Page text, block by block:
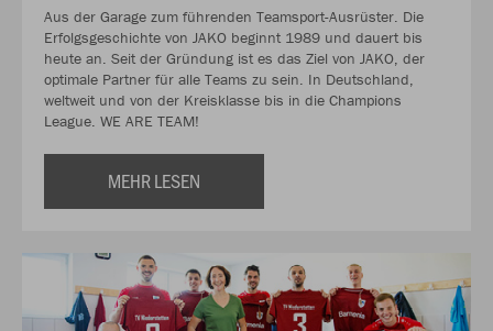
Aus der Garage zum führenden Teamsport-Ausrüster. Die
Erfolgsgeschichte von JAKO beginnt 1989 und dauert bis
heute an. Seit der Gründung ist es das Ziel von JAKO, der
optimale Partner für alle Teams zu sein. In Deutschland,
weltweit und von der Kreisklasse bis in die Champions
League. WE ARE TEAM!
MEHR LESEN